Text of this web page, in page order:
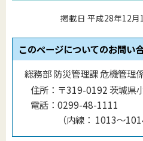
掲載日 平成28年12月
このページについてのお問い
総務部 防災管理課 危機管理
住所： 〒319-0192 茨城県
電話： 0299-48-1111
（内線 ： 1013〜